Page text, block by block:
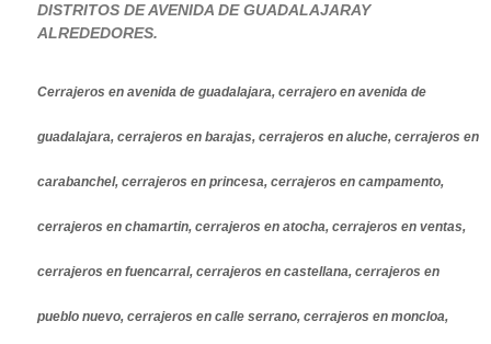
DISTRITOS DE AVENIDA DE GUADALAJARAY
ALREDEDORES.
Cerrajeros en avenida de guadalajara, cerrajero en avenida de
guadalajara, cerrajeros en barajas, cerrajeros en aluche, cerrajeros en
carabanchel, cerrajeros en princesa, cerrajeros en campamento,
cerrajeros en chamartin, cerrajeros en atocha, cerrajeros en ventas,
cerrajeros en fuencarral, cerrajeros en castellana, cerrajeros en
pueblo nuevo, cerrajeros en calle serrano, cerrajeros en moncloa,